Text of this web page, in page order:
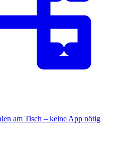
am Tisch – keine App nötig